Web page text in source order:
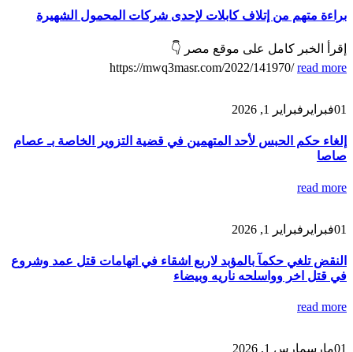
براءة متهم من إتلاف كابلات لإحدى شركات المحمول الشهيرة
إقرأ الخبر كامل على موقع مصر 👇
https://mwq3masr.com/2022/141970/read more
01فبراير فبراير 1, 2026
إلغاء حكم الحبس لأحد المتهمين في قضية التزوير الخاصة بـ عصام
صاصا
read more
01فبراير فبراير 1, 2026
النقض تلغي حكمآ بالمؤبد لاربع اشقاء في اتهامات قتل عمد وشروع
في قتل اخر وواسلحه ناريه وبيضاء
read more
01مارسمارس 1, 2026